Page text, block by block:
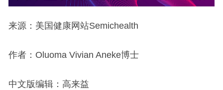
来源：美国健康网站Semichealth
作者：Oluoma Vivian Aneke博士
中文版编辑：高来益